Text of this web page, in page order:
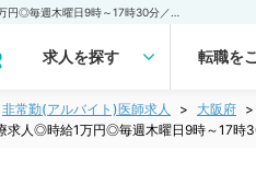
求人を探す 転職を
非常勤(アルバイト)医師求人 大阪府
求人◎時給1万円◎毎週木曜日9時～17時